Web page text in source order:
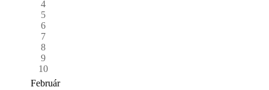
4
5
6
7
8
9
10
Február